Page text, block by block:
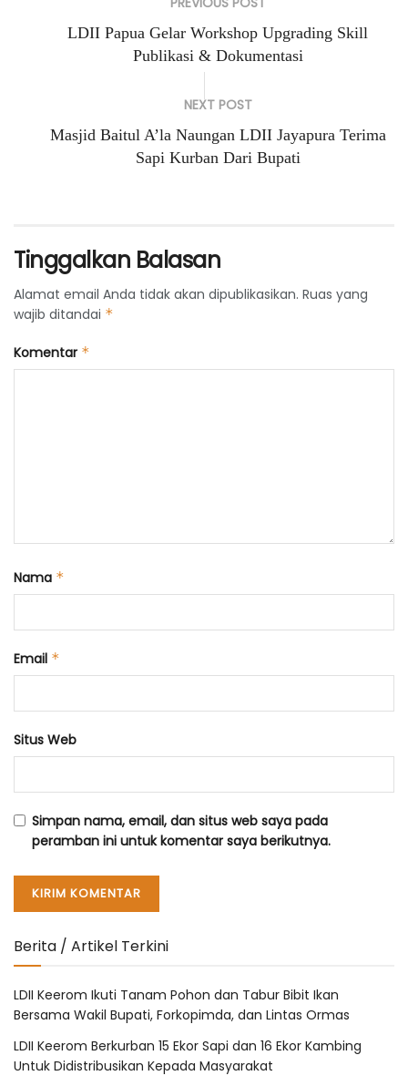
LDII Papua Gelar Workshop Upgrading Skill
Publikasi & Dokumentasi
NEXT POST
Masjid Baitul A’la Naungan LDII Jayapura Terima
Sapi Kurban Dari Bupati
Tinggalkan Balasan
Alamat email Anda tidak akan dipublikasikan. Ruas yang
wajib ditandai *
Komentar *
Nama *
Email *
Situs Web
Simpan nama, email, dan situs web saya pada
peramban ini untuk komentar saya berikutnya.
Berita / Artikel Terkini
LDII Keerom Ikuti Tanam Pohon dan Tabur Bibit Ikan
Bersama Wakil Bupati, Forkopimda, dan Lintas Ormas
LDII Keerom Berkurban 15 Ekor Sapi dan 16 Ekor Kambing
Untuk Didistribusikan Kepada Masyarakat